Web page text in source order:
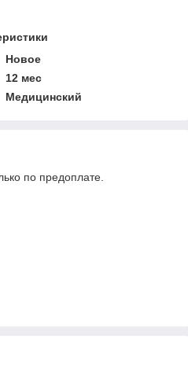
Новое
12 мес
Медицинский
по предоплате.